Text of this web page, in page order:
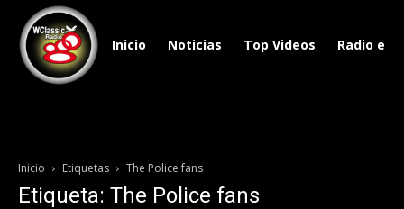
Inicio Noticias Top Videos Radio en
Inicio Etiquetas The Police fans
Etiqueta: The Police fans